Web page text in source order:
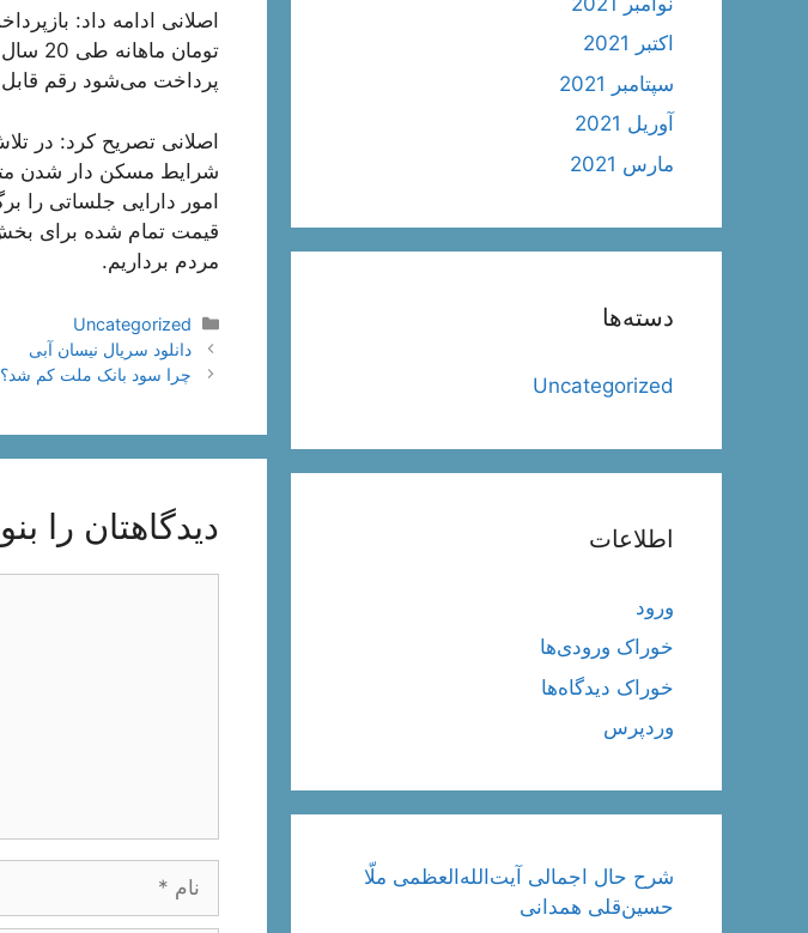
پرداخت می‌شود رقم
اصلانی تصریح کرد: در
شرایط مسکن دار شدن
امور دارایی جلساتی را
قیمت تمام شده برای
مردم برداریم.
دسته‌ها
Uncategorized
ناوبری
نوشته‌ها
دانلود سریال نیسان آبی
چرا سود بانک ملت کم
دیدگاهتان را
اکتبر 2021
سپتامبر 2021
آوریل 2021
مارس 2021
دسته‌ها
Uncategorized
اطلاعات
ورود
خوراک ورودی‌ها
خوراک دیدگاه‌ها
وردپرس
شرح حال اجمالی آیت‌الله‌العظمی ملّا
حسین‌قلی همدانی